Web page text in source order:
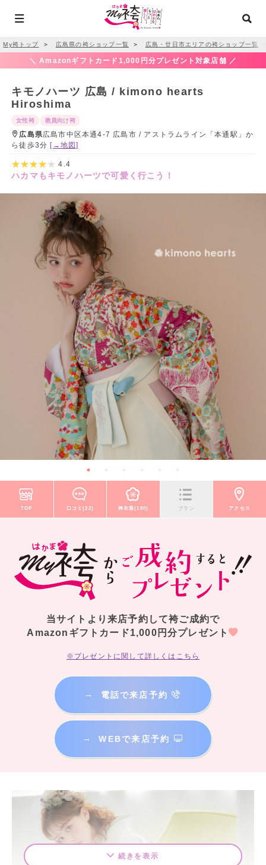
My袴トップ ＞ 広島県の袴ショップ一覧 ＞ 広島・廿日市エリアの袴ショップ一覧
＼ Amazonギフトカード1,000円分プレゼント対象店舗 ／
キモノハーツ 広島 / kimono hearts
Hiroshima
女性袴 教員向け袴
広島県広島市中区本通4-7 広島市 / アストラムライン「本通駅」か
ら徒歩3分[→地図]
4.4
ハカマもキモノハーツで可愛く行こう！
TOP 口コミ(22) 袴衣装(100) プラン アクセス
当サイトより来店予約して袴ご成約で
Amazonギフトカード1,000円分プレゼント
※プレゼントに関して詳しくはこちら
→ 電話で来店予約
→ WEBで来店予約
続きを表示